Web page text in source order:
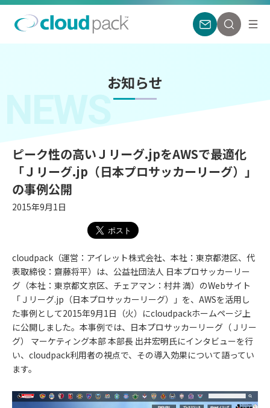
お知らせ
NEWS
ピーク性の高いＪリーグ.jpをAWSで最適化
「Ｊリーグ.jp（日本プロサッカーリーグ）」
の事例公開
2015年9月1日
cloudpack（運営：アイレット株式会社、本社：東京都港区、代
表取締役：齋藤将平）は、公益社団法人 日本プロサッカーリー
グ（本社：東京都文京区、チェアマン：村井 満）のWebサイト
「Ｊリーグ.jp（日本プロサッカーリーグ）」を、AWSを活用し
た事例として2015年9月1日（火）にcloudpackホームページ上
に公開しました。本事例では、日本プロサッカーリーグ（Ｊリー
グ） マーケティング本部 本部長 出井宏明氏にインタビューを行
い、cloudpack利用者の視点で、その導入効果について語ってい
ます。